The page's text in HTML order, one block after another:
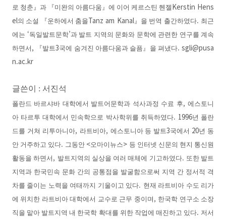
로 청춘 』 과 『미완의 아름다움 』 에 이어 케르스틴 헨젤 Kerstin Hens
el의 소설 『운하에서 춤을Tanz am Kanal 』 을 번역 출간하였다. 최근
에는 ‘독일발트문학’과 발트 지역의 문화와 문학에 관련한 연구를 계속
하면서 , 『발트3국에 숨겨진 아름다움과 슬픔 』 을 펴냈다. sgli@pusa
n.ac.kr
글쓴이 : 서진석
폴란드 바르샤바 대학에서 발트어문학과 석사과정 수료 후,에스토니
아 타르투 대학에서 민속학으로 박사학위를 취득하였다. 1996년 폴란
드를 거쳐 리투아니아, 라트비아, 에스토니아 등 발트3국에서 20년 동
안 거주하고 있다. 그동안 <오마이뉴스> 등 인터넷 신문의 현지 통신원
활동을 하면서 , 발트지역의 실상을 여러 매체에 기고하였다. 또한 발트
지역과 한국민속 문화 간의 공통점을 발굴함으로써 지역 간 정서적 격
차를 줄이는 노력을 여태까지 기울이고 있다. 현재 라트비아 수도 리가
에 위치한 라트비아 대학에서 교수로 근무 중이며 , 한국학 연구소 소장
직을 맡아 발트지역 내 한국학 확대를 위한 작업에 매진하고 있다. 저서